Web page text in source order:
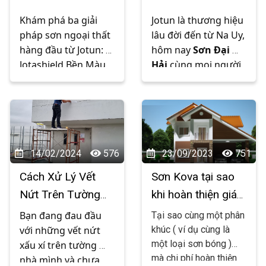
ngừa và khắc phục các
vấn đề này. Mời các
bạn theo dõi nhé !
bạn.
Thất Jotun
Khám phá ba giải
pháp sơn ngoại thất
hàng đầu từ Jotun:
Jotashield Bền Màu
Tối Ưu, Jotun Chống
và Jotun Tough
Shield - bảo vệ tối ưu
cho ngôi nhà của
bạn. Xin mời quý vị
cùng tìm hiểu với
Sơn Đại Hải bằng bài
viết dưới đây nhé !
Essence Dễ Lau
Chùi
Jotun là thương hiệu
lâu đời đến từ Na Uy,
hôm nay Sơn Đại
Hải cùng mọi người
tìm hiểu về ba dòng
Jotun - Majestic,
Essence Che Phủ Tối
Đa, và Essence Dễ
Lau Chùi - giải pháp
không gian sống
bằng bài chia sẻ
dưới đây nhé
14/02/2024 576
Cách Xử Lý Vết
Nứt Trên Tường
Nhà Hiệu Quả
Bạn đang đau đầu
với những vết nứt
xấu xí trên tường
nhà mình và chưa
23/09/2023 751
Sơn Kova tại sao
khi hoàn thiện giá
lại cao hơn so với
các hãng sơn
khác?
Tại sao cùng một phân
khúc ( ví dụ cùng là
một loại sơn bóng )
mà chi phí hoàn thiện